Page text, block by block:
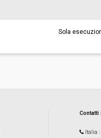
Sola
Italia